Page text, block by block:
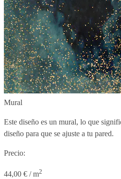
Mural
Este diseño es un mural, lo que
diseño para que se ajuste a tu pared.
Precio:
44,00 € / m2